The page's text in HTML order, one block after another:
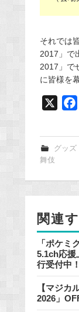
それでは
2017」で
2017」で
に皆様を
グッズ
舞伎
関連
「ポケミ
5.1ch応援
行受付中！
【マジカ
2026」